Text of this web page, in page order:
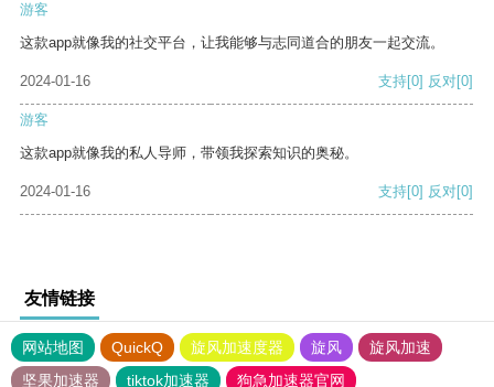
游客
这款app就像我的社交平台，让我能够与志同道合的朋友一起交流。
2024-01-16 支持[0] 反对[0]
游客
这款app就像我的私人导师，带领我探索知识的奥秘。
2024-01-16 支持[0] 反对[0]
友情链接
网站地图 QuickQ 旋风加速度器 旋风
旋风加速
坚果加速器
tiktok加速器 狗急加速器官网